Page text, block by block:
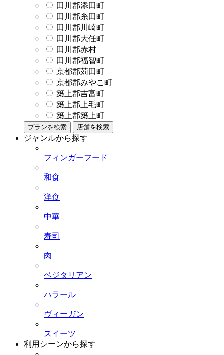
田川郡添田町
田川郡糸田町
田川郡川崎町
田川郡大任町
田川郡赤村
田川郡福智町
京都郡苅田町
京都郡みやこ町
築上郡吉富町
築上郡上毛町
築上郡築上町
プランを検索 店舗を検索
ジャンルから探す
フィンガーフード
和食
洋食
中華
寿司
肉
ベジタリアン
ハラール
ヴィーガン
スイーツ
利用シーンから探す